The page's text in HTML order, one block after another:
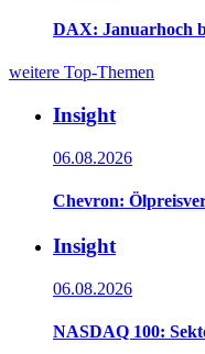
DAX: Januarhoch
weitere Top-Themen
Insight
06.08.2026
Chevron:
Insight
06.08.2026
NASDAQ 100: